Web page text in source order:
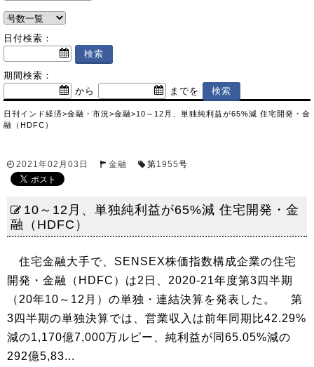
日付検索：
期間検索：
から
までを
日刊インド経済>金融・市況 >金融>10～12月、単独純利益が65%減 住宅開発・金
融（HDFC）
2021年02月03日 金融 第1955号
10～12月、単独純利益が65%減 住宅開発・金
融（HDFC）
住宅金融大手で、SENSEX株価指数構成企業の住宅
開発・金融（HDFC）は2日、2020-21年度第3四半期
（20年10～12月）の単独・連結決算を発表した。 第
3四半期の単独決算では、営業収入は前年同期比42.29%
減の1,170億7,000万ルピー、純利益が同65.05%減の
292億5,83...